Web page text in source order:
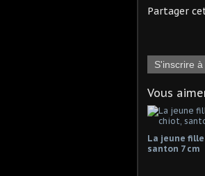
Partager
S'inscrire
Vous
La jeune
santon 7 cm